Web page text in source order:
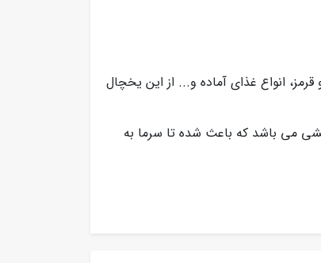
انواع غذای آماده و... از این یخچال
می باشد که باعث شده تا سرما به